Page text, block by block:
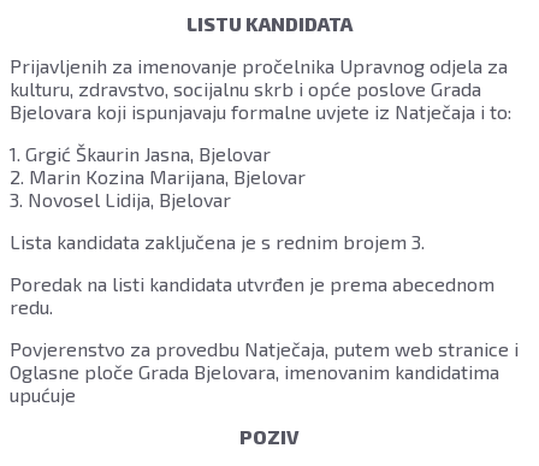
LISTU KANDIDATA
Prijavljenih za imenovanje pročelnika Upravnog odjela za
kulturu, zdravstvo, socijalnu skrb i opće poslove Grada
Bjelovara koji ispunjavaju formalne uvjete iz Natječaja i to:
1. Grgić Škaurin Jasna, Bjelovar
2. Marin Kozina Marijana, Bjelovar
3. Novosel Lidija, Bjelovar
Lista kandidata zaključena je s rednim brojem 3.
Poredak na listi kandidata utvrđen je prema abecednom
redu.
Povjerenstvo za provedbu Natječaja, putem web stranice i
Oglasne ploče Grada Bjelovara, imenovanim kandidatima
upućuje
POZIV